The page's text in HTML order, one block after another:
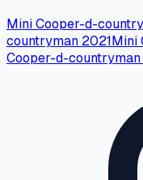
MiniCooper-d-
countryman 2021Mini
Cooper-d-countryman